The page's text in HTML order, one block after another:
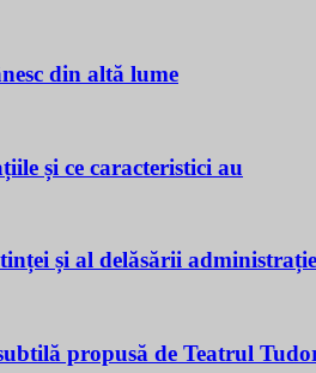
din altă lume
și ce caracteristici au
și al delăsării
propusă de Teatrul